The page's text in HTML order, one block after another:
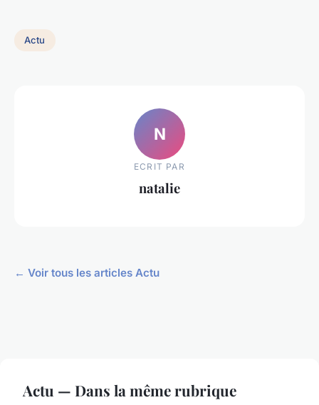
Actu
N
ECRIT PAR
natalie
← Voir tous les articles Actu
Actu — Dans la même rubrique